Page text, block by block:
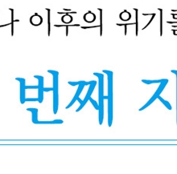
를 위한 한 걸음
일부였다
였다